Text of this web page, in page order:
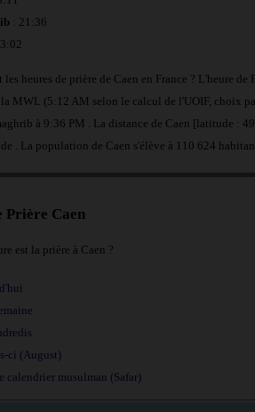
: 21:36
les heures de prière de Caen en France ? L'heure
MWL (5:12 AM selon le calcul de l'UOIF, choix
à 9:36 PM . La distance de Caen [latitude :
. La population de Caen s'élève à 110 624
Prière Caen
est la prière à Caen ?
ci (August)
calendrier musulman (Safar)